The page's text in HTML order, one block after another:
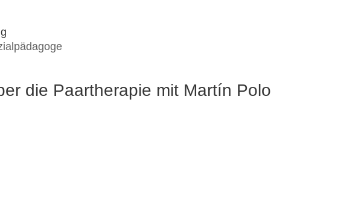
die Paartherapie mit Martín Polo